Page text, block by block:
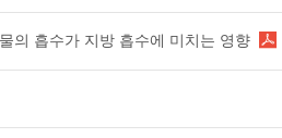
의 흡수가 지방 흡수에 미치는 영향